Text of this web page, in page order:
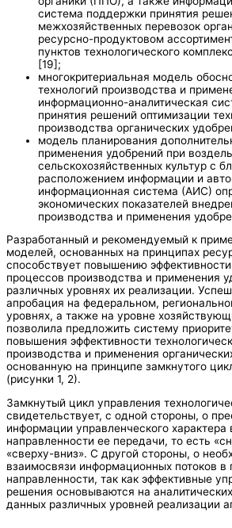
система поддержки принятия
межхозяйственных перевозок
ресурсно-продуктовом
пунктов технологического
[19];
многокритериальная модель
технологий производства и
информационно-аналитическая
принятия решений оптимизации
производства органических
модель планирования
применения удобрений при
сельскохозяйственных культур с
расположением информации и
информационная система (АИС)
экономических показателей
производства и применения
Разработанный и рекомендуемый к
моделей, основанных на принципах
способствует повышению эффективности
процессов производства и применения
различных уровнях их реализации.
апробация на федеральном,
уровнях, а также на уровне
позволила предложить систему
повышения эффективности
производства и применения
основанную на принципе замкнутого
(рисунки 1, 2).
Замкнутый цикл управления
свидетельствует, с одной стороны, о
информации управленческого характера
направленности ее передачи, то есть
«сверху-вниз». С другой стороны, о
взаимосвязи информационных потоков в
направленности, так как эффективные
решения основываются на
данных различных уровней реализации